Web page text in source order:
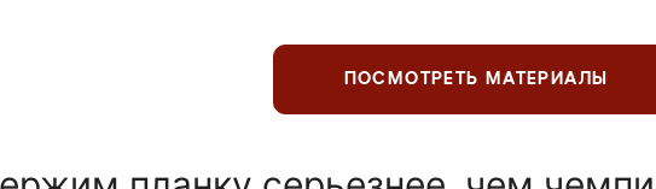
ПОСМОТРЕТЬ МАТЕРИАЛЫ